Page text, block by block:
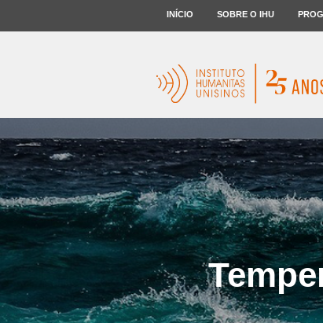
INÍCIO SOBRE O IHU